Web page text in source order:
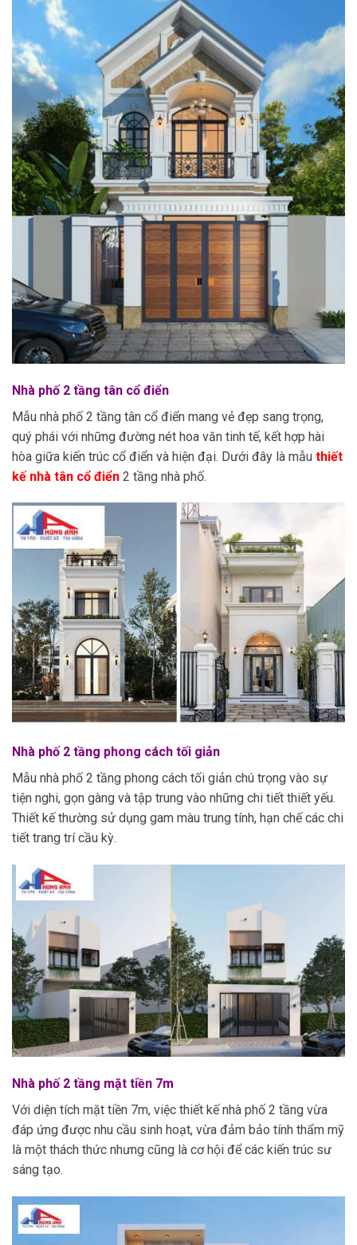
Nhà phố 2 tầng tân cổ điển
Mẫu nhà phố 2 tầng tân cổ điển mang vẻ đẹp sang trọng,
quý phái với những đường nét hoa văn tinh tế, kết hợp hài
hòa giữa kiến trúc cổ điển và hiện đại. Dưới đây là mẫu thiết
kế nhà tân cổ điển 2 tầng nhà phố.
Nhà phố 2 tầng phong cách tối giản
Mẫu nhà phố 2 tầng phong cách tối giản chú trọng vào sự
tiện nghi, gọn gàng và tập trung vào những chi tiết thiết yếu.
Thiết kế thường sử dụng gam màu trung tính, hạn chế các chi
tiết trang trí cầu kỳ.
Nhà phố 2 tầng mặt tiền 7m
Với diện tích mặt tiền 7m, việc thiết kế nhà phố 2 tầng vừa
đáp ứng được nhu cầu sinh hoạt, vừa đảm bảo tính thẩm mỹ
là một thách thức nhưng cũng là cơ hội để các kiến trúc sư
sáng tạo.